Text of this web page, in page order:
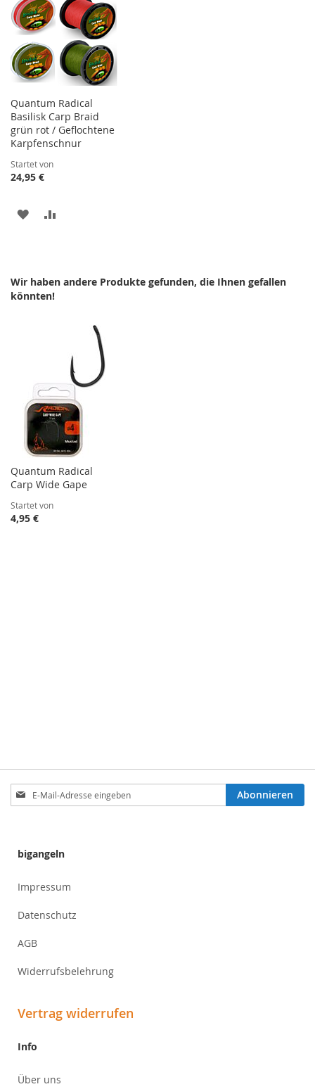
Quantum Radical
Basilisk Carp Braid
grün rot / Geflochtene
Karpfenschnur
Startet von
24,95 €
ZUR
Wir haben andere Produkte gefunden, die Ihnen gefallen
könnten!
Quantum Radical
Carp Wide Gape
Startet von
4,95 €
Anmeldung
zum
Abonnieren
bigangeln
Impressum
Datenschutz
AGB
Widerrufsbelehrung
Vertrag widerrufen
Info
Über uns